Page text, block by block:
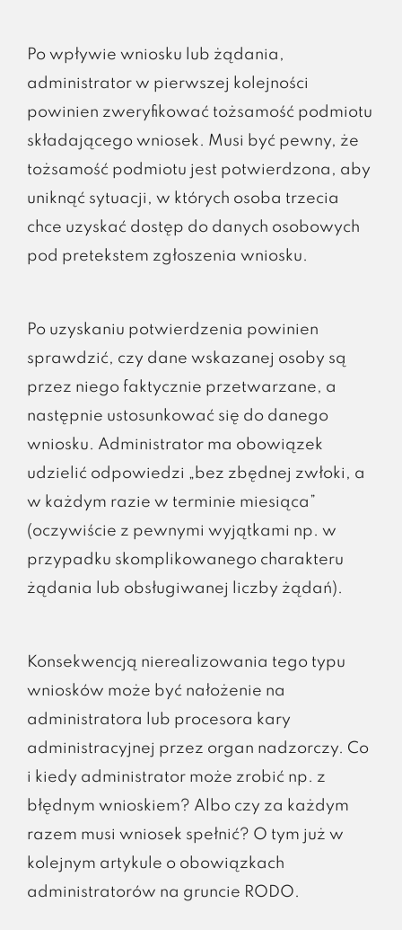
Po wpływie wniosku lub żądania,
administrator w pierwszej kolejności
powinien zweryfikować tożsamość podmiotu
składającego wniosek. Musi być pewny, że
tożsamość podmiotu jest potwierdzona, aby
uniknąć sytuacji, w których osoba trzecia
chce uzyskać dostęp do danych osobowych
pod pretekstem zgłoszenia wniosku.
Po uzyskaniu potwierdzenia powinien
sprawdzić, czy dane wskazanej osoby są
przez niego faktycznie przetwarzane, a
następnie ustosunkować się do danego
wniosku. Administrator ma obowiązek
udzielić odpowiedzi „bez zbędnej zwłoki, a
w każdym razie w terminie miesiąca”
(oczywiście z pewnymi wyjątkami np. w
przypadku skomplikowanego charakteru
żądania lub obsługiwanej liczby żądań).
Konsekwencją nierealizowania tego typu
wniosków może być nałożenie na
administratora lub procesora kary
administracyjnej przez organ nadzorczy. Co
i kiedy administrator może zrobić np. z
błędnym wnioskiem? Albo czy za każdym
razem musi wniosek spełnić? O tym już w
kolejnym artykule o obowiązkach
administratorów na gruncie RODO.